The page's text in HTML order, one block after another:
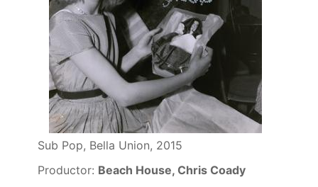
Sub Pop, Bella Union, 2015
Productor: Beach House, Chris Coady